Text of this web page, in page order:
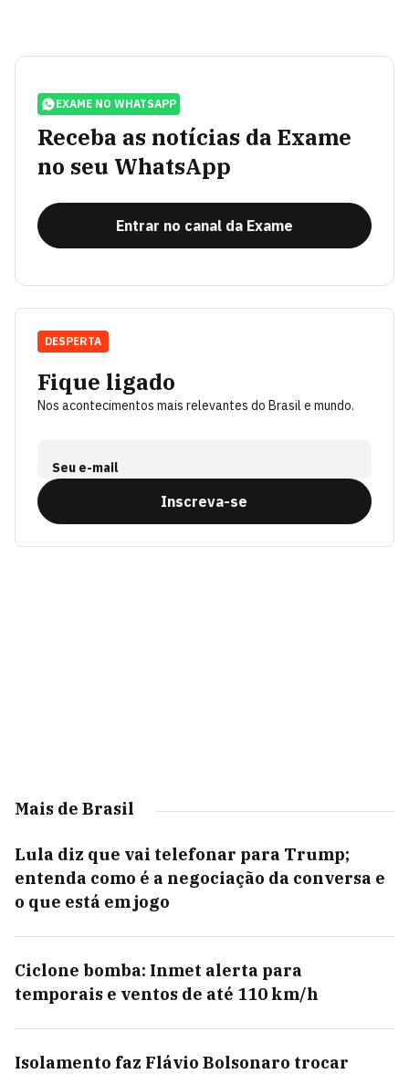
EXAME NO WHATSAPP
Receba as notícias da Exame
no seu WhatsApp
Entrar no canal da Exame
Fique ligado
Nos acontecimentos mais relevantes do Brasil e mundo.
Seu e-mail
Inscreva-se
DESPERTA
Mais de Brasil
Lula diz que vai telefonar para Trump;
entenda como é a negociação da conversa e
o que está em jogo
Ciclone bomba: Inmet alerta para
temporais e ventos de até 110 km/h
Isolamento faz Flávio Bolsonaro trocar